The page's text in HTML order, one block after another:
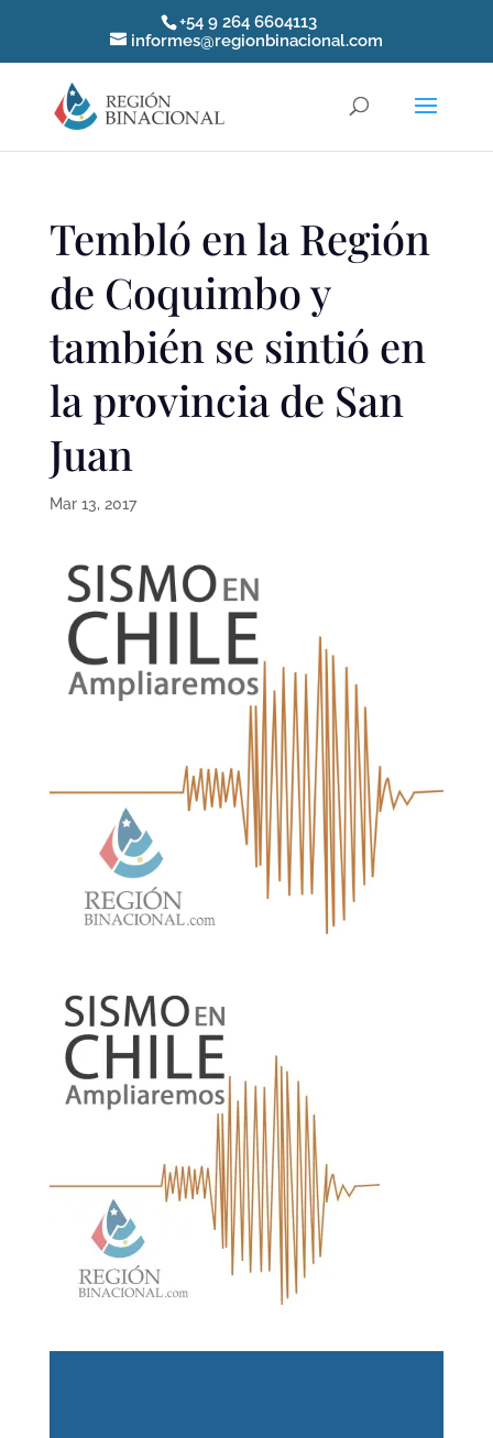
+54 9 264 6604113
informes@regionbinacional.com
Tembló en la Región
de Coquimbo y
también se sintió en
la provincia de San
Juan
Mar 13, 2017